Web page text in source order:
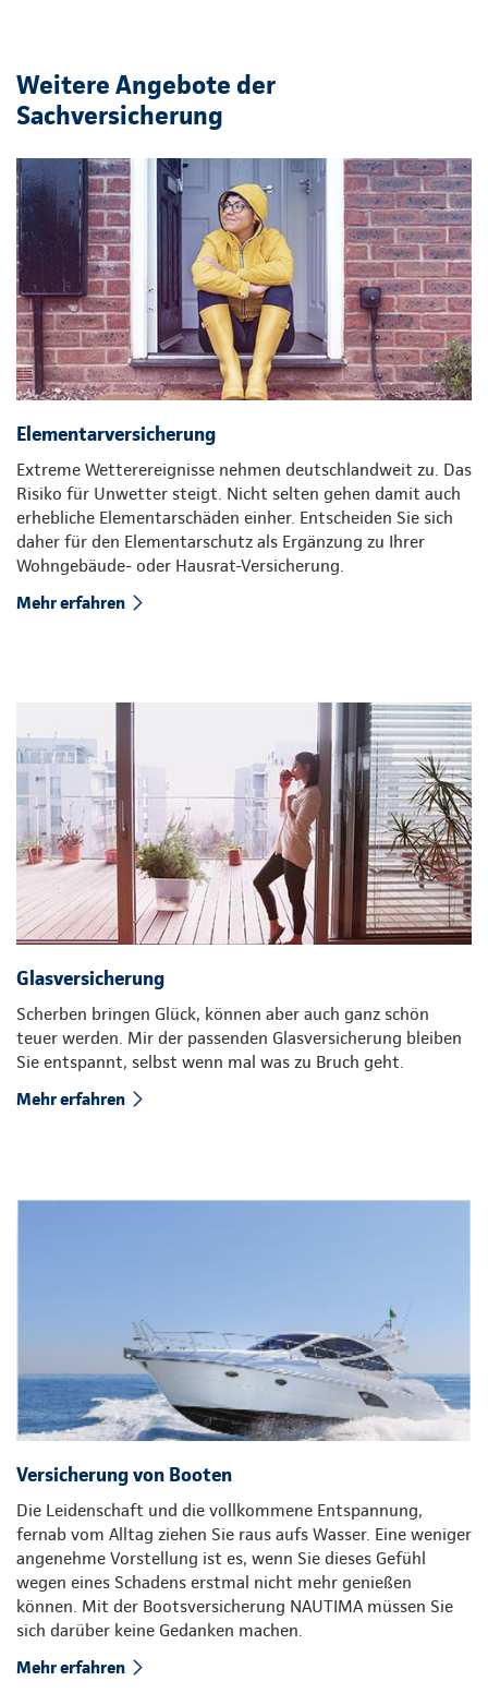
Weitere Angebote der
Sachversicherung
Elementarversicherung
Extreme Wetterereignisse nehmen deutschlandweit zu. Das
Risiko für Unwetter steigt. Nicht selten gehen damit auch
erhebliche Elementarschäden einher. Entscheiden Sie sich
daher für den Elementarschutz als Ergänzung zu Ihrer
Wohngebäude- oder Hausrat-Versicherung.
Mehr erfahren
Glasversicherung
Scherben bringen Glück, können aber auch ganz schön
teuer werden. Mir der passenden Glasversicherung bleiben
Sie entspannt, selbst wenn mal was zu Bruch geht.
Mehr erfahren
Versicherung von Booten
Die Leidenschaft und die vollkommene Entspannung,
fernab vom Alltag ziehen Sie raus aufs Wasser. Eine weniger
angenehme Vorstellung ist es, wenn Sie dieses Gefühl
wegen eines Schadens erstmal nicht mehr genießen
können. Mit der Bootsversicherung NAUTIMA müssen Sie
sich darüber keine Gedanken machen.
Mehr erfahren